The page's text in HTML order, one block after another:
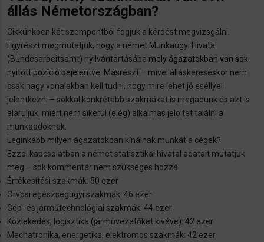
állás Németországban?
Cikkünkben két szempontból fogjuk a kérdést megvizsgálni.
Egyrészt megmutatjuk, hogy a német Munkaügyi Hivatal
(Bundesarbeitsamt) nyilvántartásába mely ágazatokban van sok
nyitott pozíció bejelentve. Másrészt – mivel álláskereséskor nem
csak nagy vonalakban kell tudni, hogy mire lehet jó eséllyel
jelentkezni – sokkal konkrétabb szakmákat is megadunk és azt is
eláruljuk, miért nem sikerül (elég) alkalmas jelöltet találni a
munkaadóknak.
Leginkább milyen ágazatokban kínálnak munkát a cégek?
Ezzel kapcsolatban a német statisztikai hivatal adatait mutatjuk
meg – sok kommentár nem szükséges hozzá:
Értékesítési szakmák: 50 ezer
Orvosi egészségügyi szakmák: 46 ezer
Gép- és járműtechnológiai szakmák: 44 ezer
Közlekedés, logisztika (járművezetőket kivéve): 42 ezer
Mechatronika, energetika, elektromos szakmák: 42 ezer